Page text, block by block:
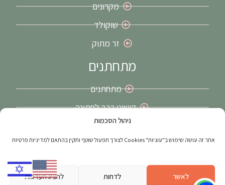
ניהול הסכמות
אתר זה עושה שימוש ב"עוגיות" Cookies לצורך תפעול שוטף ותקין בהתאם למדיניות פרטיות
לאשר לדחות להציג העדפות
מקרונים
שוקולד
זר מתוק
מתחתנים
מתחתנים
קישוט רכב לחתונה
זרי כלה בירושלים
על ידי